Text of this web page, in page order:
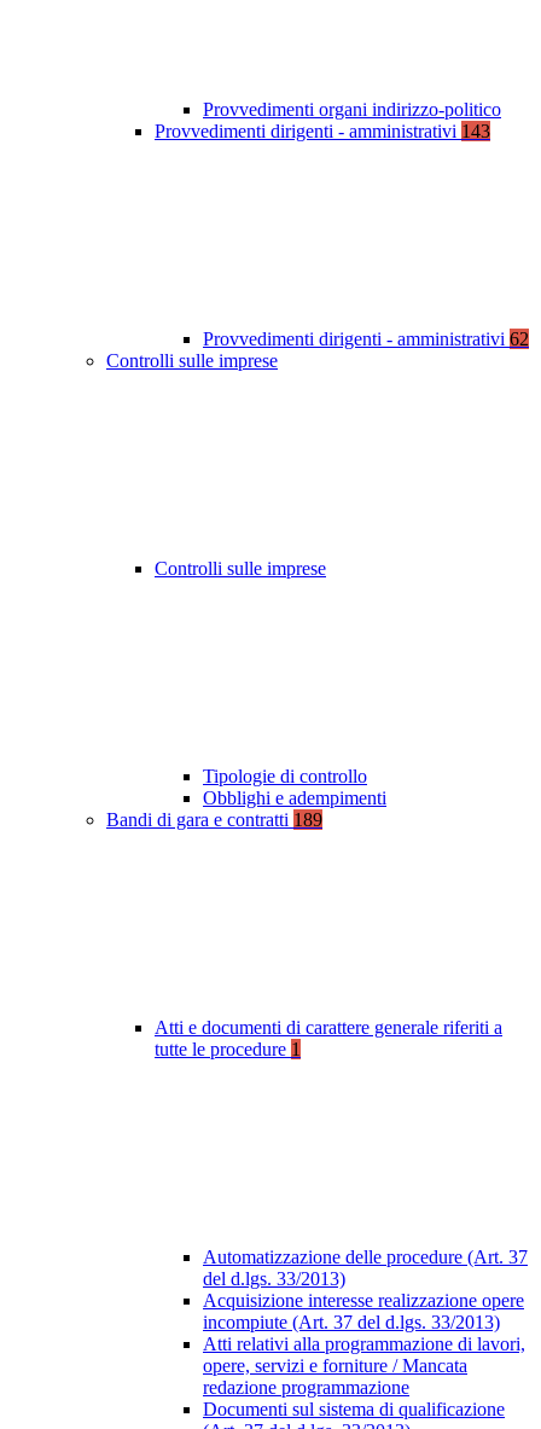
Provvedimenti organi indirizzo-politico
Provvedimenti dirigenti - amministrativi 143
Provvedimenti dirigenti - amministrativi 62
Controlli sulle imprese
Controlli sulle imprese
Tipologie di controllo
Obblighi e adempimenti
Bandi di gara e contratti 189
Atti e documenti di carattere generale riferiti a
tutte le procedure 1
Automatizzazione delle procedure (Art. 37
del d.lgs. 33/2013)
Acquisizione interesse realizzazione opere
incompiute (Art. 37 del d.lgs. 33/2013)
Atti relativi alla programmazione di lavori,
opere, servizi e forniture / Mancata
redazione programmazione
Documenti sul sistema di qualificazione